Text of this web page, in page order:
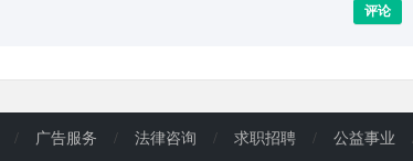
评论
/ 广告服务 / 法律咨询 / 求职招聘 / 公益事业